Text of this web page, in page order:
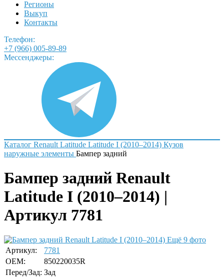
Регионы
Выкуп
Контакты
Телефон:
+7 (966) 005-89-89
Мессенджеры:
Каталог Renault Latitude Latitude I (2010–2014) Кузов
наружные элементы Бампер задний
Бампер задний Renault
Latitude I (2010–2014) |
Артикул 7781
Ещё 9 фото
Артикул:
7781
OEM:
850220035R
Перед/Зад: Зад